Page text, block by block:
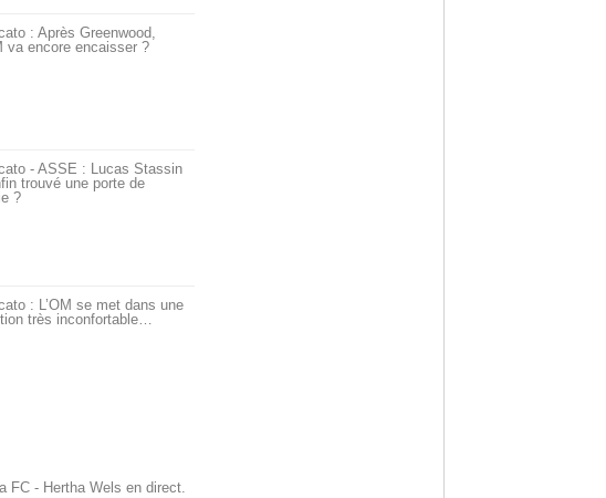
: Après Greenwood,
va encore encaisser ?
- ASSE : Lucas Stassin
trouvé une porte de
?
: L’OM se met dans une
très inconfortable…
FC - Hertha Wels en direct.